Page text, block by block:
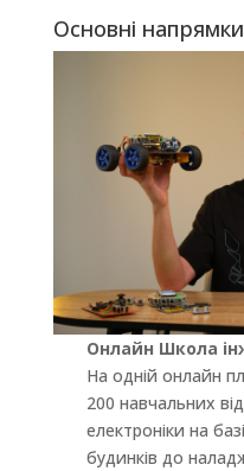
Основні напрямки
Онлайн Школа
На одній онлайн
200 навчальних
електроніки на
будинків до